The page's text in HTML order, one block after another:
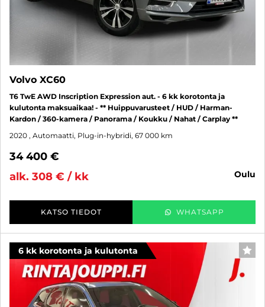
Volvo XC60
T6 TwE AWD Inscription Expression aut. - 6 kk korotonta ja
kulutonta maksuaikaa! - ** Huippuvarusteet / HUD / Harman-
Kardon / 360-kamera / Panorama / Koukku / Nahat / Carplay **
2020 , Automaatti, Plug-in-hybridi, 67 000 km
34 400 €
alk. 308 € / kk
oulu
KATSO TIEDOT WHATSAPP
6 kk korotonta ja kulutonta